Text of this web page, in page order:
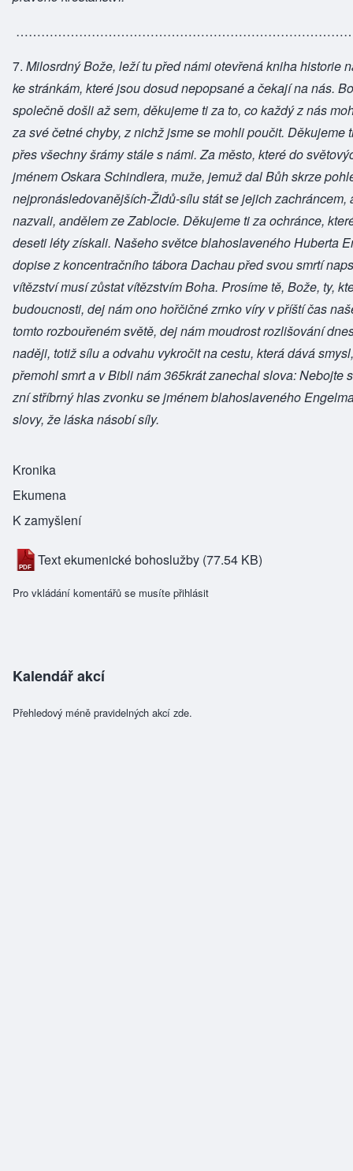
7. Milosrdný Bože, leží tu před námi otevřená kniha historie
ke stránkám, které jsou dosud nepopsané a čekají na nás.
společně došli až sem, děkujeme ti za to, co každý z nás
za své četné chyby, z nichž jsme se mohli poučit. Děkujeme
přes všechny šrámy stále s námi. Za město, které do
jménem Oskara Schindlera, muže, jemuž dal Bůh skrze
nejpronásledovanějších-Židů-sílu stát se jejich zachráncem,
nazvali, andělem ze Zablocie. Děkujeme ti za ochránce,
deseti léty získali. Našeho světce blahoslaveného Huberta
dopise z koncentračního tábora Dachau před svou smrtí
vítězství musí zůstat vítězstvím Boha. Prosíme tě, Bože, ty,
budoucnosti, dej nám ono hořčičné zrnko víry v příští čas
tomto rozbouřeném světě, dej nám moudrost rozlišování
naději, totiž sílu a odvahu vykročit na cestu, která dává
přemohl smrt a v Bibli nám 365krát zanechal slova: Nebojte
zní stříbrný hlas zvonku se jménem blahoslaveného
slovy, že láska násobí síly.
Kronika
Ekumena
K zamyšlení
Text ekumenické bohoslužby (77.54 KB)
Pro vkládání komentářů se musíte přihlásit
Kalendář akcí
Přehledový méně pravidelných akcí zde.